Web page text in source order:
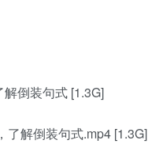
倒装句式 [1.3G]
解倒装句式.mp4 [1.3G]